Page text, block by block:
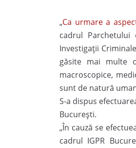
„Ca urmare a
cadrul
Investigaţii
găsite mai multe
macroscopice,
sunt de natură
S-a dispus
Bucureşti.
„În cauză se
cadrul IGPR